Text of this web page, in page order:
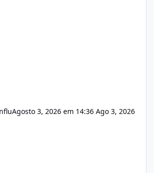
Agosto 3, 2026 em 14:36 Ago 3, 2026